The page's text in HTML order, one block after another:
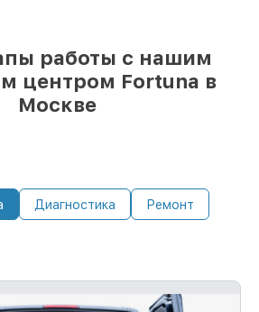
работы с нашим
центром Fortuna в
Москве
Диагностика Ремонт